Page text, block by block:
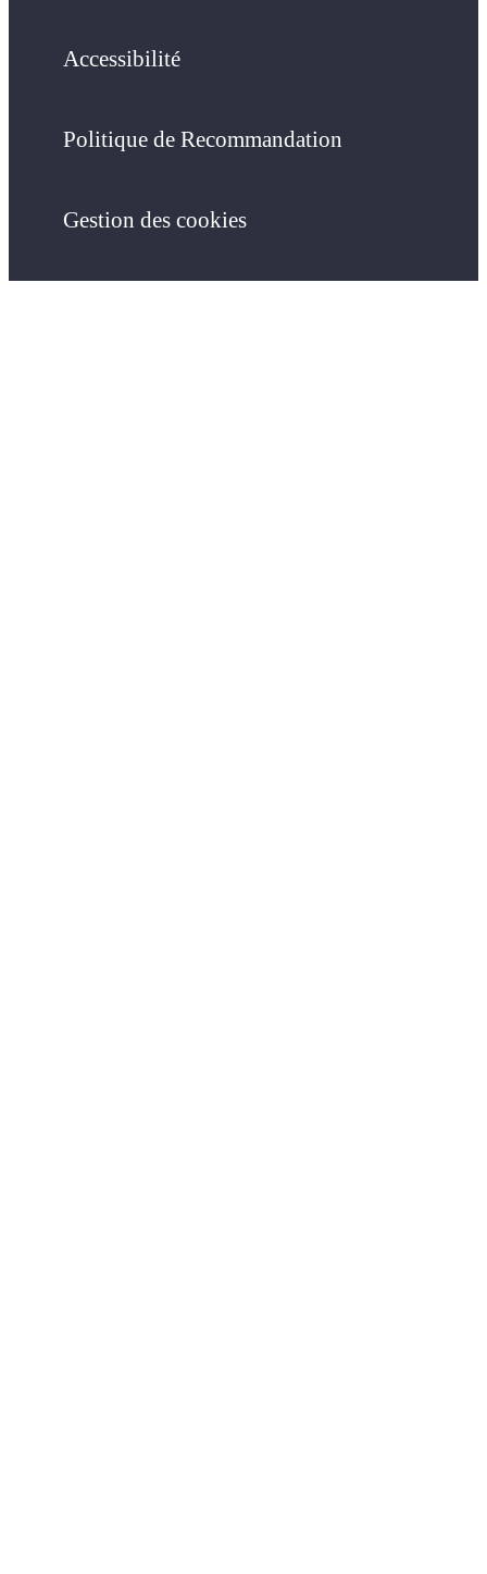
Accessibilité
Politique de Recommandation
Gestion des cookies